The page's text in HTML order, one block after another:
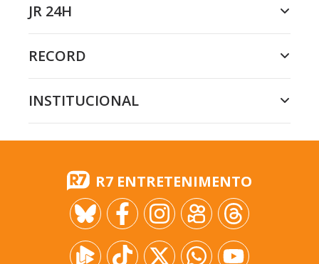
JR 24H
RECORD
INSTITUCIONAL
R7 ENTRETENIMENTO